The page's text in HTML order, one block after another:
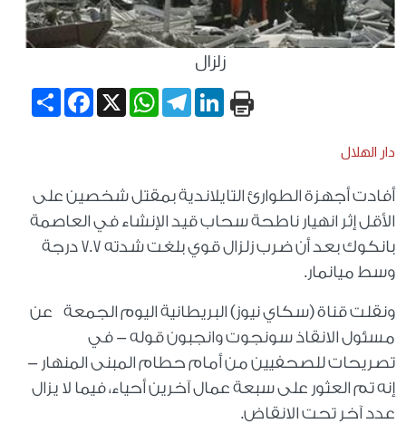
زلزال
Share
Facebook X
WhatsApp
TelegramLinkedIn
دار الهلال
أفادت أجهزة الطوارئ التايلاندية بمقتل شخصين على
الأقل إثر انهيار ناطحة سحاب قيد الإنشاء في العاصمة
بانكوك بعد أن ضرب زلزال قوي بلغت شدته 7.7 درجة
وسط ميانمار.
ونقلت قناة (سكاي نيوز) البريطانية اليوم الجمعة عن
مسئول الانقاذ سونجوت وانجبون قوله - في
تصريحات للصحفيين من أمام حطام المبنى المنهار -
إنه تم العثور على سبعة عمال آخرين أحياء، فيما لا يزال
عدد آخر تحت الانقاض.